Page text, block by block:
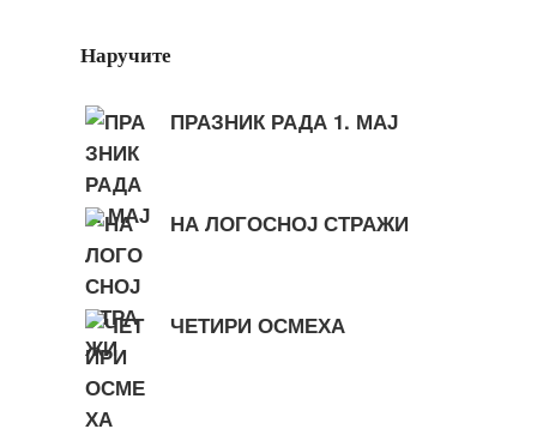
Наручите
ПРАЗНИК РАДА 1. МАЈ
НА ЛОГОСНОЈ СТРАЖИ
ЧЕТИРИ ОСМЕХА